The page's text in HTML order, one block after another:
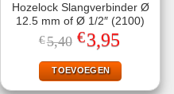
Hozelock Slangverbinder Ø
12.5 mm of Ø 1/2″ (2100)
€5,40 Oorspronkelijke
prijs
was:
€5,40.
€3,95
is:
€3,95.
TOEVOEGEN